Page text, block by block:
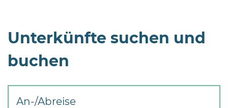
DoUnterkünfte suchen und
buchen
An-/Abreise